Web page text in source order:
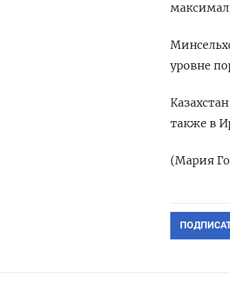
уровне
также ​в
(Мария